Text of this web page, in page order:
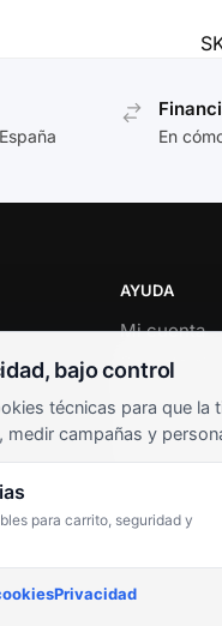
En
AYUDA
Mi cuenta
Soporte al
Términos y
Preguntas
bajo control
técnicas para que la
medir campañas y
para carrito, seguridad y
Privacidad